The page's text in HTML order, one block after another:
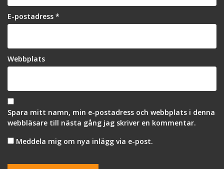
E-postadress *
Webbplats
Spara mitt namn, min e-postadress och webbplats i denna
webbläsare till nästa gång jag skriver en kommentar.
Meddela mig om nya inlägg via e-post.